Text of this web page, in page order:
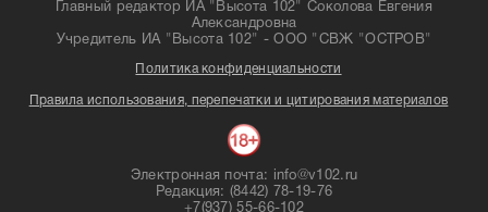
Главный редактор ИА "Высота 102" Соколова Евгения
Александровна
Учредитель ИА "Высота 102" - ООО "СВЖ "ОСТРОВ"
Политика конфиденциальности
Правила использования, перепечатки и цитирования материалов
Электронная почта: info@v102.ru
Редакция: (8442) 78-19-76
+7(937) 55-66-102